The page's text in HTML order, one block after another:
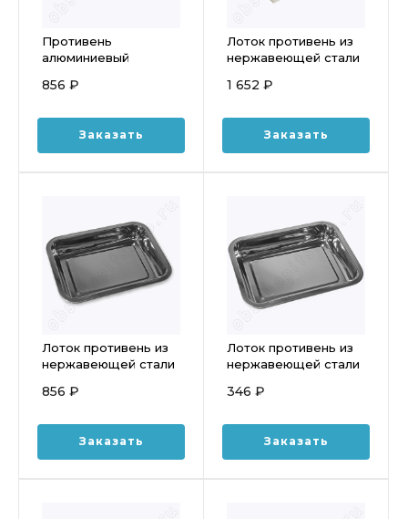
Противень
алюминиевый
Глубокий
856 ₽
Заказать
Лоток противень из
нержавеющей стали
1с2488
1 652 ₽
Заказать
Лоток противень из
нержавеющей стали
Luxstahl кт358
856 ₽
Заказать
Лоток противень из
нержавеющей стали
Luxstahl кт165
346 ₽
Заказать